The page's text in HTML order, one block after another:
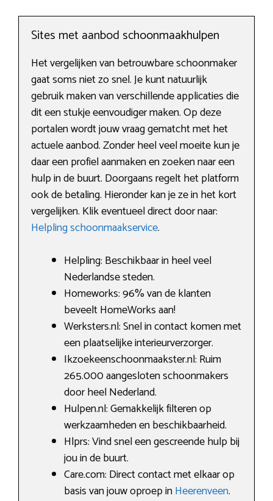
Sites met aanbod schoonmaakhulpen
Het vergelijken van betrouwbare schoonmaker
gaat soms niet zo snel. Je kunt natuurlijk
gebruik maken van verschillende applicaties die
dit een stukje eenvoudiger maken. Op deze
portalen wordt jouw vraag gematcht met het
actuele aanbod. Zonder heel veel moeite kun je
daar een profiel aanmaken en zoeken naar een
hulp in de buurt. Doorgaans regelt het platform
ook de betaling. Hieronder kan je ze in het kort
vergelijken. Klik eventueel direct door naar:
Helpling schoonmaakservice.
Helpling: Beschikbaar in heel veel
Nederlandse steden.
Homeworks: 96% van de klanten
beveelt HomeWorks aan!
Werksters.nl: Snel in contact komen met
een plaatselijke interieurverzorger.
Ikzoekeenschoonmaakster.nl: Ruim
265.000 aangesloten schoonmakers
door heel Nederland.
Hulpen.nl: Gemakkelijk filteren op
werkzaamheden en beschikbaarheid.
Hlprs: Vind snel een gescreende hulp bij
jou in de buurt.
Care.com: Direct contact met elkaar op
basis van jouw oproep inHeerenveen.